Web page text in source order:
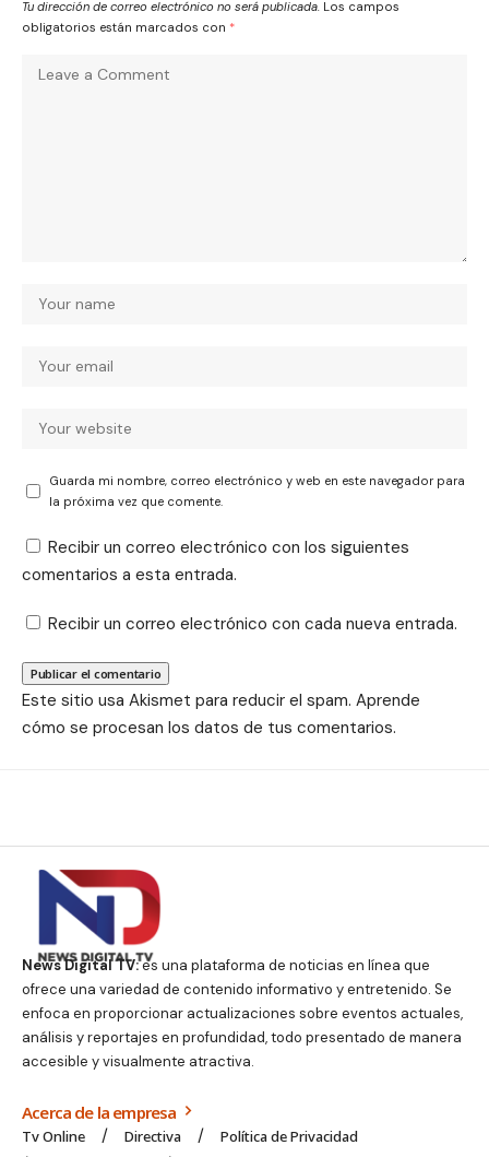
Tu dirección de correo electrónico no será publicada. Los campos
obligatorios están marcados con *
Guarda mi nombre, correo electrónico y web en este navegador para
la próxima vez que comente.
Recibir un correo electrónico con los siguientes
comentarios a esta entrada.
Recibir un correo electrónico con cada nueva entrada.
Este sitio usa Akismet para reducir el spam. Aprende
cómo se procesan los datos de tus comentarios.
News Digital TV:es una plataforma de noticias en línea que
ofrece una variedad de contenido informativo y entretenido. Se
enfoca en proporcionar actualizaciones sobre eventos actuales,
análisis y reportajes en profundidad, todo presentado de manera
accesible y visualmente atractiva.
Acerca de la empresa
Tv Online Directiva
Política de Privacidad